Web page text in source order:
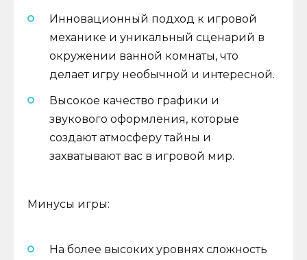
Инновационный подход к игровой
механике и уникальный сценарий в
окружении ванной комнаты, что
делает игру необычной и интересной.
Высокое качество графики и
звукового оформления, которые
создают атмосферу тайны и
захватывают вас в игровой мир.
Минусы игры:
На более высоких уровнях сложность